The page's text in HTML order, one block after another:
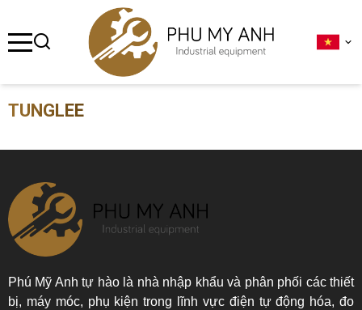
TUNGLEE
Phú Mỹ Anh tự hào là nhà nhập khẩu và phân phối các thiết
bị, máy móc, phụ kiện trong lĩnh vực điện tự động hóa, đo